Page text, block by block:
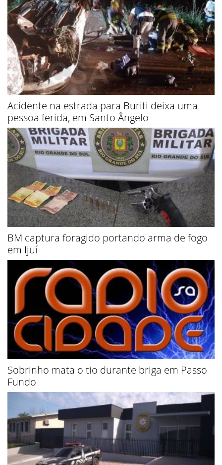
Acidente na estrada para Buriti deixa uma
pessoa ferida, em Santo Ângelo
BM captura foragido portando arma de fogo
em Ijuí
Sobrinho mata o tio durante briga em Passo
Fundo